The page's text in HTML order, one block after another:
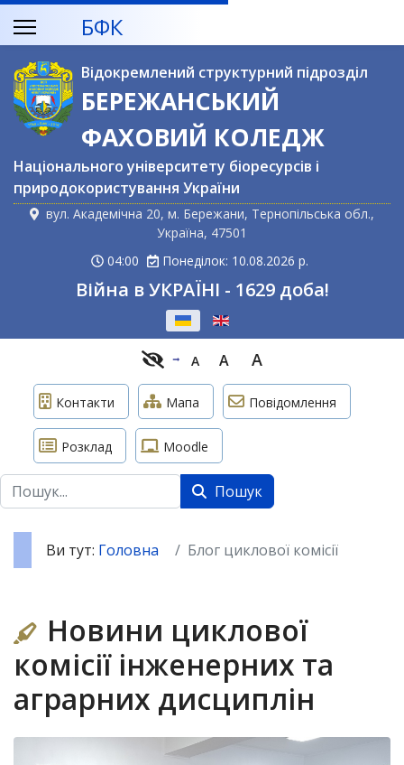
БФК
Відокремлений структурний підрозділ
БЕРЕЖАНСЬКИЙ
ФАХОВИЙ КОЛЕДЖ
Національного університету біоресурсів і
природокористування України
вул. Академічна 20, м. Бережани, Тернопільська обл.,
Україна, 47501
04:00
Понеділок: 10.08.2026 р.
Війна в УКРАЇНІ - 1629 доба!
A A A
Контакти Мапа Повідомлення
Розклад Moodle
Пошук Пошук
Ви тут: Головна Блог циклової комісії
Новини циклової
комісії інженерних та
аграрних дисциплін